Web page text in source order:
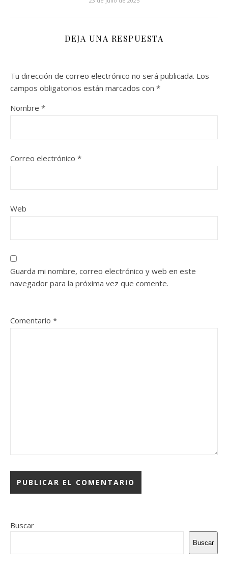
DEJA UNA RESPUESTA
Tu dirección de correo electrónico no será publicada. Los
campos obligatorios están marcados con *
Nombre *
Correo electrónico *
Web
Guarda mi nombre, correo electrónico y web en este
navegador para la próxima vez que comente.
Comentario *
Buscar
Buscar